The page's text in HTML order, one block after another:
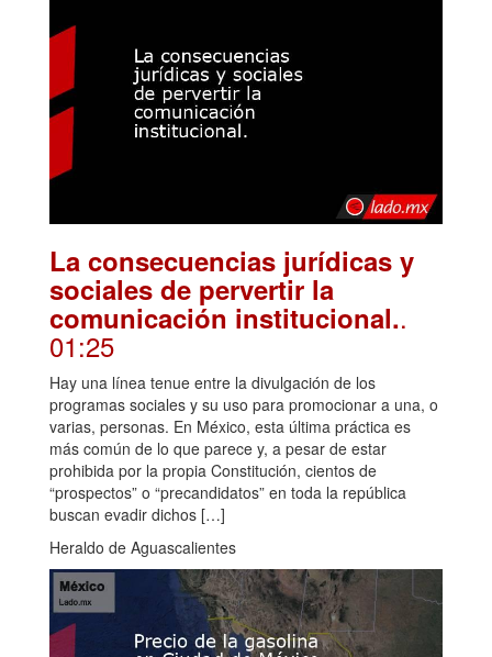
La consecuencias jurídicas y
sociales de pervertir la
comunicación institucional..
01:25
Hay una línea tenue entre la divulgación de los
programas sociales y su uso para promocionar a una, o
varias, personas. En México, esta última práctica es
más común de lo que parece y, a pesar de estar
prohibida por la propia Constitución, cientos de
“prospectos” o “precandidatos” en toda la república
buscan evadir dichos […]
Heraldo de Aguascalientes